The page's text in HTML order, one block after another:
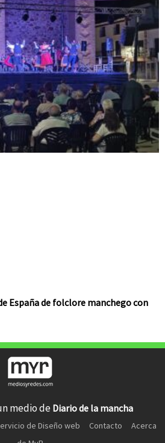
España de folclore manchego con
medio de Diario de la mancha
de Diseño web Contacto
Acerca